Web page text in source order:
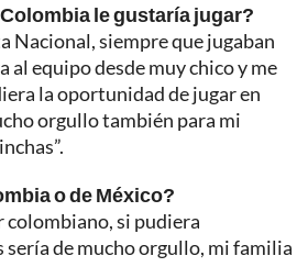
le gustaría jugar?
Nacional, siempre que jugaban
al equipo desde muy chico y me
la oportunidad de jugar en
orgullo también para mi
o de México?
colombiano, si pudiera
sería de mucho orgullo, mi familia